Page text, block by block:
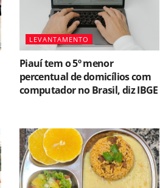
LEVANTAMENTO
Piauí tem o 5º menor
percentual de domicílios com
computador no Brasil, diz IBGE